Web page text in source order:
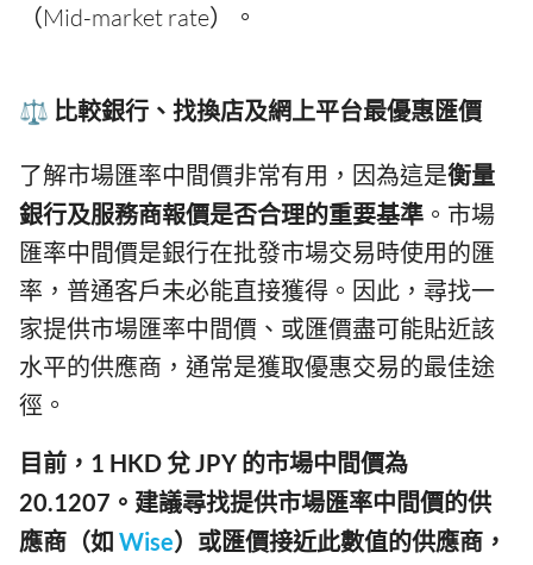
（Mid-market rate）。
⚖️ 比較銀行、找換店及網上平台最優惠匯價
了解市場匯率中間價非常有用，因為這是衡量
銀行及服務商報價是否合理的重要基準 。市場
匯率中間價是銀行在批發市場交易時使用的匯
率，普通客戶未必能直接獲得。因此，尋找一
家提供市場匯率中間價、或匯價盡可能貼近該
水平的供應商，通常是獲取優惠交易的最佳途
徑。
目前，1 HKD 兌 JPY 的市場中間價為
20.1207。建議尋找提供市場匯率中間價的供
應商（如 Wise）或匯價接近此數值的供應商，